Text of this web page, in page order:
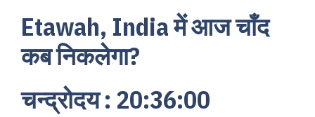
Etawah, India में आज चाँद
कब निकलेगा?
चन्द्रोदय : 20:36:00